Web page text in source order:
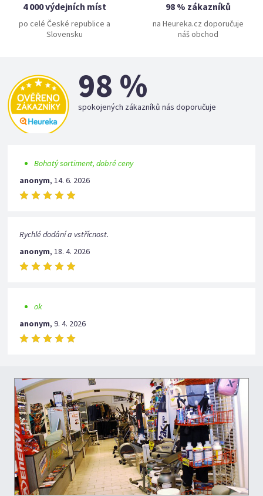
4 000 výdejních míst
po celé České republice a
Slovensku
98 % zákazníků
na Heureka.cz doporučuje
náš obchod
98 %
spokojených zákazníků nás doporučuje
Bohatý sortiment, dobré ceny
anonym,14. 6. 2026
Rychlé dodání a vstřícnost.
anonym,18. 4. 2026
ok
anonym,9. 4. 2026